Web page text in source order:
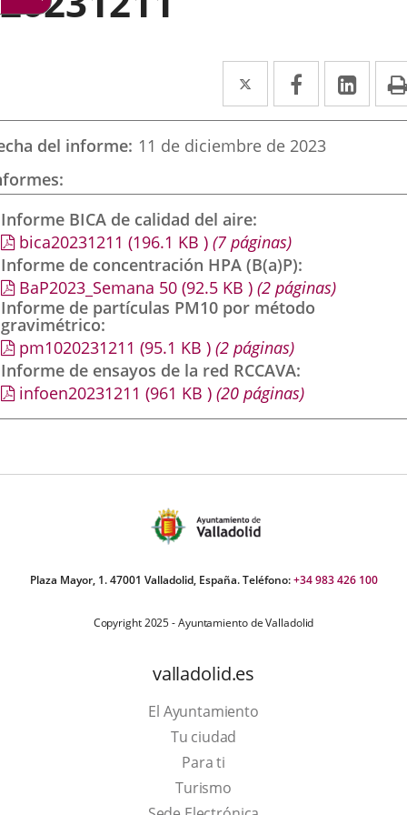
Twitter
Enlace
a
una
externa.
Facebook
Enlace
a
una
externa.
a
del informe 11 de diciembre de 2023
Informe BICA de calidad del aire
bica20231211 (196.1 KB ) (7 páginas)
Informe de concentración HPA (B(a)P)
BaP2023_Semana 50 (92.5 KB ) (2 páginas)
Informe de partículas PM10 por método
gravimétrico
pm1020231211 (95.1 KB ) (2 páginas)
Informe de ensayos de la red RCCAVA
infoen20231211 (961 KB ) (20 páginas)
Plaza Mayor, 1. 47001 Valladolid, España. Teléfono:+34 983 426 100
Copyright 2025 - Ayuntamiento de Valladolid
valladolid.es
El Ayuntamiento
Tu ciudad
Para ti
TurismoEste